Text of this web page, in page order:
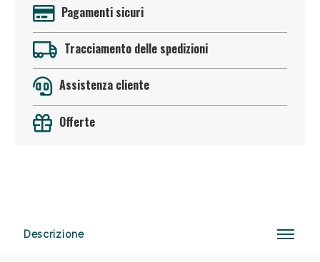
Pagamenti sicuri
Tracciamento delle spedizioni
Assistenza cliente
Offerte
Descrizione
Anticellulite e Fanghi: Sconto fino al 40% valido
oggi!